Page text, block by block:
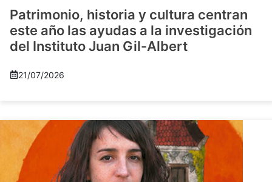
Patrimonio, historia y cultura centran
este año las ayudas a la investigación
del Instituto Juan Gil-Albert
21/07/2026